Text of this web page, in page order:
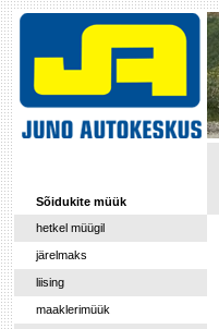
Sõidukite müük
hetkel müügil
järelmaks
liising
maaklerimüük